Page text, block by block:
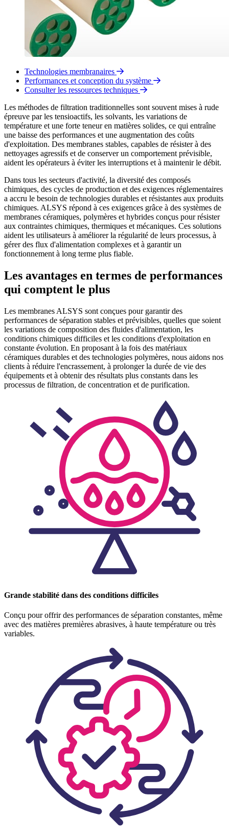
Technologies membranaires
Performances et conception du système
Consulter les ressources techniques
Les méthodes de filtration traditionnelles sont souvent mises à rude
épreuve par les tensioactifs, les solvants, les variations de
température et une forte teneur en matières solides, ce qui entraîne
une baisse des performances et une augmentation des coûts
d'exploitation. Des membranes stables, capables de résister à des
nettoyages agressifs et de conserver un comportement prévisible,
aident les opérateurs à éviter les interruptions et à maintenir le débit.
Dans tous les secteurs d'activité, la diversité des composés
chimiques, des cycles de production et des exigences réglementaires
a accru le besoin de technologies durables et résistantes aux produits
chimiques. ALSYS répond à ces exigences grâce à des systèmes de
membranes céramiques, polymères et hybrides conçus pour résister
aux contraintes chimiques, thermiques et mécaniques. Ces solutions
aident les utilisateurs à améliorer la régularité de leurs processus, à
gérer des flux d'alimentation complexes et à garantir un
fonctionnement à long terme plus fiable.
Les avantages en termes de performances
qui comptent le plus
Les membranes ALSYS sont conçues pour garantir des
performances de séparation stables et prévisibles, quelles que soient
les variations de composition des fluides d'alimentation, les
conditions chimiques difficiles et les conditions d'exploitation en
constante évolution. En proposant à la fois des matériaux
céramiques durables et des technologies polymères, nous aidons nos
clients à réduire l'encrassement, à prolonger la durée de vie des
équipements et à obtenir des résultats plus constants dans les
processus de filtration, de concentration et de purification.
Grande stabilité dans des conditions difficiles
Conçu pour offrir des performances de séparation constantes, même
avec des matières premières abrasives, à haute température ou très
variables.